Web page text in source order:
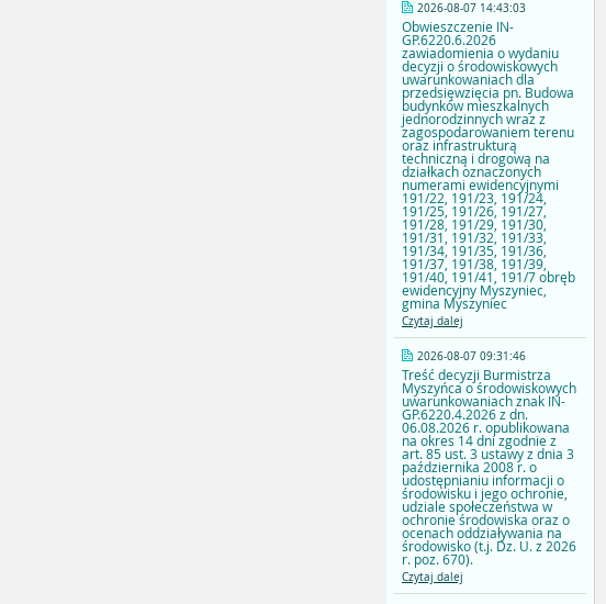
2026-08-07 14:43:03
Obwieszczenie IN-
GP.6220.6.2026
zawiadomienia o wydaniu
decyzji o środowiskowych
uwarunkowaniach dla
przedsięwzięcia pn. Budowa
budynków mieszkalnych
jednorodzinnych wraz z
zagospodarowaniem terenu
oraz infrastrukturą
techniczną i drogową na
działkach oznaczonych
numerami ewidencyjnymi
191/22, 191/23, 191/24,
191/25, 191/26, 191/27,
191/28, 191/29, 191/30,
191/31, 191/32, 191/33,
191/34, 191/35, 191/36,
191/37, 191/38, 191/39,
191/40, 191/41, 191/7 obręb
ewidencyjny Myszyniec,
gmina Myszyniec
Czytaj dalej
2026-08-07 09:31:46
Treść decyzji Burmistrza
Myszyńca o środowiskowych
uwarunkowaniach znak IN-
GP.6220.4.2026 z dn.
06.08.2026 r. opublikowana
na okres 14 dni zgodnie z
art. 85 ust. 3 ustawy z dnia 3
października 2008 r. o
udostępnianiu informacji o
środowisku i jego ochronie,
udziale społeczeństwa w
ochronie środowiska oraz o
ocenach oddziaływania na
środowisko (t.j. Dz. U. z 2026
r. poz. 670).
Czytaj dalej